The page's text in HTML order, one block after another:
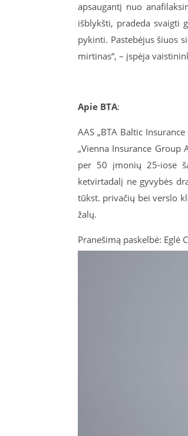
apsaugantį nuo
išblykšti, pradeda svaigti
pykinti. Pastebėjus šiuos
mirtinas“, – įspėja
Apie BTA:
AAS „BTA Baltic
„Vienna Insurance Group
per 50 įmonių 25-iose
ketvirtadalį ne gyvybės
tūkst. privačių bei verslo
žalų.
Pranešimą paskelbė: Eglė